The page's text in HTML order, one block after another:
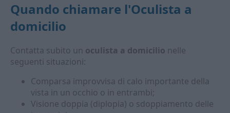
Quando chiamare l'Oculista a
domicilio
Contatta subito un oculista a domicilio nelle
seguenti situazioni:
Comparsa improvvisa di calo importante della
vista in un occhio o in entrambi;
Visione doppia (diplopia) o sdoppiamento delle